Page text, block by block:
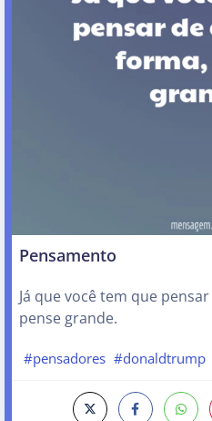
Pensamento
Já que você tem que
pense grande.
#pensadores #donaldtrump